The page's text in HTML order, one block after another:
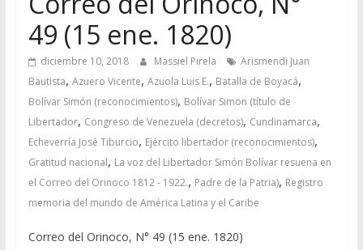
49 (15 ene. 1820)
diciembre 10, 2018 Massiel Pirela
Arismendi Juan
Bautista, Azuero Vicente, Azuola Luis E., Batalla de Boyacá,
Bolívar Simón (reconocimientos), Bolívar Simon (título de
Libertador, Congreso de Venezuela (decretos), Cundinamarca,
Echeverría José Tiburcio, Ejército libertador (reconocimientos),
Gratitud nacional, La voz del Libertador Simón Bolívar resuena en
el Correo del Orinoco 1812 - 1922., Padre de la Patria), Registro
memoria del mundo de América Latina y el Caribe
Correo del Orinoco, N° 49 (15 ene. 1820)